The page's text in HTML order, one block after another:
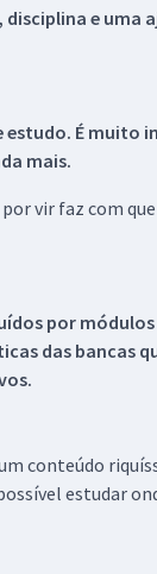
e uma
estudo. É muito
mais.
vir faz com
por
das bancas
conteúdo
estudar